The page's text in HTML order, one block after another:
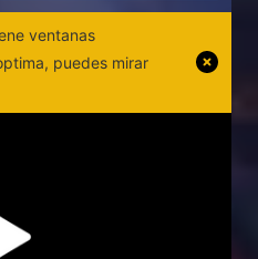
ventanas
puedes mirar